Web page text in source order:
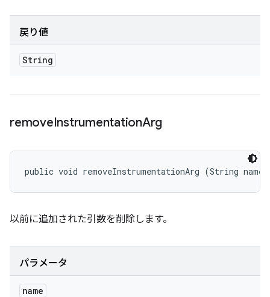
戻り値
String
removeInstrumentationArg
public void removeInstrumentationArg (String name)
以前に追加された引数を削除します。
パラメータ
name